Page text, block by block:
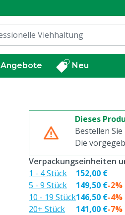
Angebote Neu
Dieses
Bestellen
Die
Verpackungseinheiten
1 - 4 Stück
5 - 9 Stück
10 - 19 Stück
20+ Stück
152,00 €
149,50 €
146,50 €
141,00 €
-2%
-4%
-7%